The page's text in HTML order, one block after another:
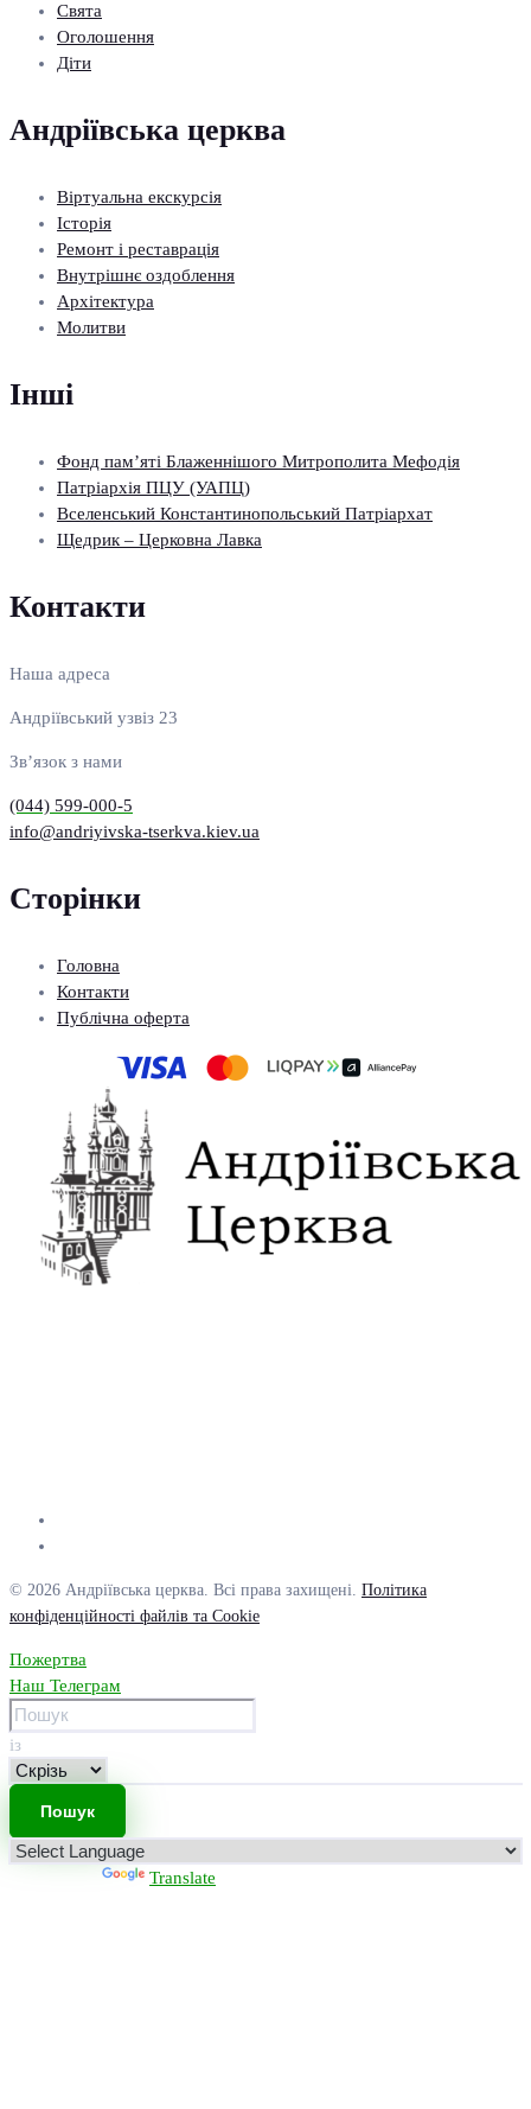
Свята
Оголошення
Діти
Андріївська церква
Віртуальна екскурсія
Історія
Ремонт і реставрація
Внутрішнє оздоблення
Архітектура
Молитви
Інші
Фонд пам’яті Блаженнішого Митрополита Мефодія
Патріархія ПЦУ (УАПЦ)
Вселенський Константинопольський Патріархат
Щедрик – Церковна Лавка
Контакти
Наша адреса
Андріївський узвіз 23
Зв’язок з нами
(044) 599-000-5
info@andriyivska-tserkva.kiev.ua
Сторінки
Головна
Контакти
Публічна оферта
© 2026 Андріївська церква. Всі права захищені. Політика
конфіденційності файлів та Cookie
Пожертва
Наш Телеграм
із
Translate